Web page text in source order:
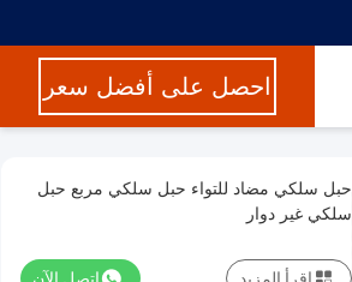
احصل على أفضل سعر
حبل سلكي مضاد للتواء حبل سلكي مربع حبل
سلكي غير دوار